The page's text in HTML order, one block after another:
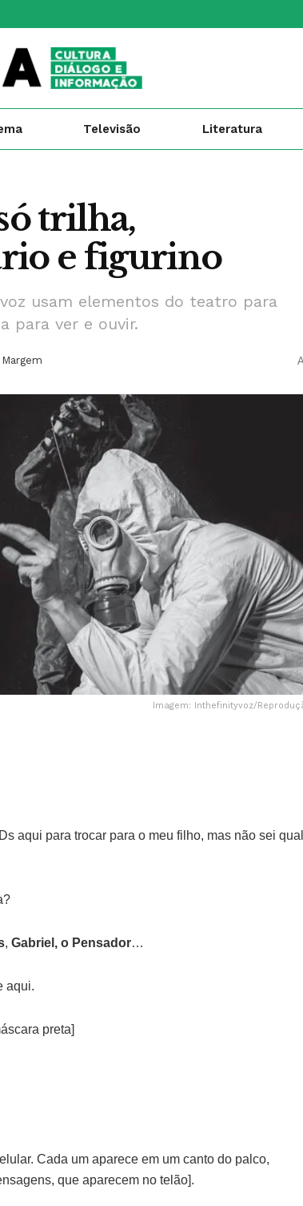
Televisão Literatura
trilha,
e figurino
usam elementos do teatro para
para ver e ouvir.
Margem A
Imagem: Inthefinityvoz/
aqui para trocar para o meu filho, mas não sei qual
, Gabriel, o Pensador…
aqui.
preta]
Cada um aparece em um canto do palco,
que aparecem no telão].